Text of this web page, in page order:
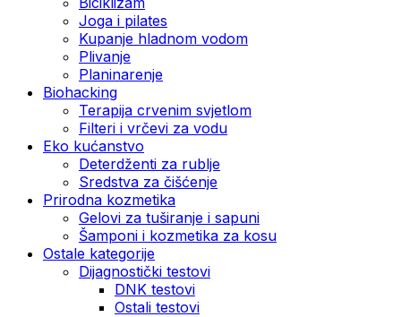
Joga i pilates
Kupanje hladnom vodom
Plivanje
Planinarenje
Biohacking
Terapija crvenim svjetlom
Filteri i vrčevi za vodu
Eko kućanstvo
Deterdženti za rublje
Sredstva za čišćenje
Prirodna kozmetika
Gelovi za tuširanje i sapuni
Šamponi i kozmetika za kosu
Ostale kategorije
Dijagnostički testovi
DNK testovi
Ostali testovi